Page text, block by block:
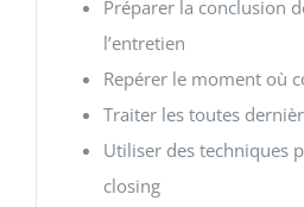
Préparer la conclusion
l’entretien
Repérer le moment où
Traiter les toutes
Utiliser des techniques
closing